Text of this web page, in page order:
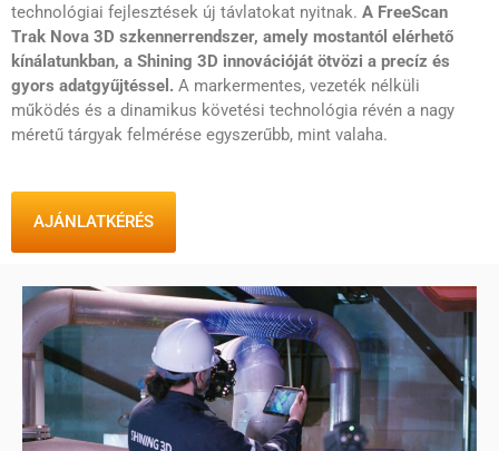
technológiai fejlesztések új távlatokat nyitnak. A FreeScan
Trak Nova 3D szkennerrendszer, amely mostantól elérhető
kínálatunkban, a Shining 3D innovációját ötvözi a precíz és
gyors adatgyűjtéssel. A markermentes, vezeték nélküli
működés és a dinamikus követési technológia révén a nagy
méretű tárgyak felmérése egyszerűbb, mint valaha.
AJÁNLATKÉRÉS